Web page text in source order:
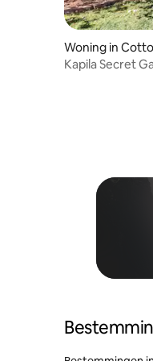
Woning in
Kapila Secret